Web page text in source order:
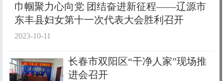
巾帼聚力心向党 团结奋进新征程——辽源市
东丰县妇女第十一次代表大会胜利召开
2023-10-11
长春市双阳区“干净人家”现场推
进会召开